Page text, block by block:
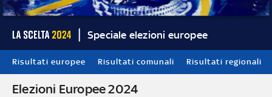
Speciale elezioni europee
Risultati europee Risultati comunali Risultati regionali
Elezioni Europee 2024